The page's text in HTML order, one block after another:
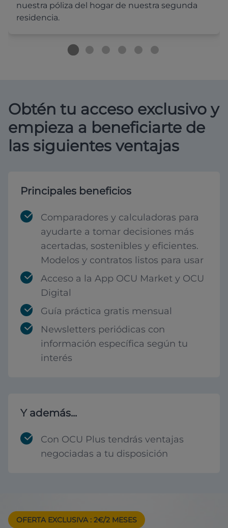
nuestra póliza del hogar de nuestra segunda
residencia.
Obtén tu acceso exclusivo y
empieza a beneficiarte de
las siguientes ventajas
Principales beneficios
Comparadores y calculadoras para
ayudarte a tomar decisiones más
acertadas, sostenibles y eficientes.
Modelos y contratos listos para usar
Acceso a la App OCU Market y OCU
Digital
Guía práctica gratis mensual
Newsletters periódicas con
información específica según tu
interés
Y además...
Con OCU Plus tendrás ventajas
negociadas a tu disposición
OFERTA EXCLUSIVA : 2€/2 MESES